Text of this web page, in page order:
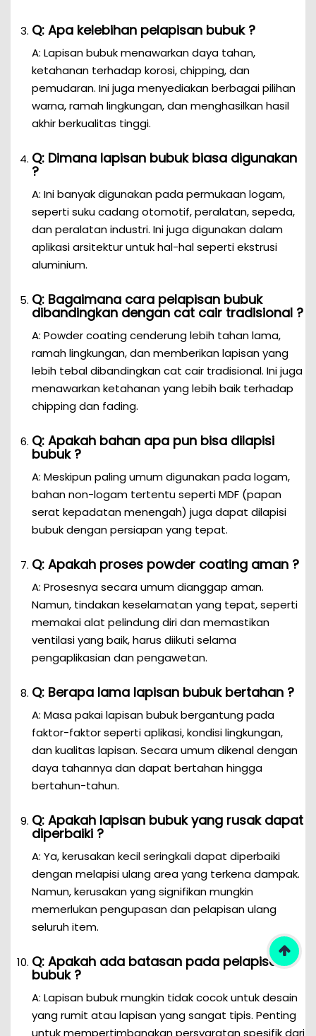
Q: Apa kelebihan pelapisan bubuk ?
A: Lapisan bubuk menawarkan daya tahan,
ketahanan terhadap korosi, chipping, dan
pemudaran. Ini juga menyediakan berbagai pilihan
warna, ramah lingkungan, dan menghasilkan hasil
akhir berkualitas tinggi.
Q: Dimana lapisan bubuk biasa digunakan
?
A: Ini banyak digunakan pada permukaan logam,
seperti suku cadang otomotif, peralatan, sepeda,
dan peralatan industri. Ini juga digunakan dalam
aplikasi arsitektur untuk hal-hal seperti ekstrusi
aluminium.
Q: Bagaimana cara pelapisan bubuk
dibandingkan dengan cat cair tradisional ?
A: Powder coating cenderung lebih tahan lama,
ramah lingkungan, dan memberikan lapisan yang
lebih tebal dibandingkan cat cair tradisional. Ini juga
menawarkan ketahanan yang lebih baik terhadap
chipping dan fading.
Q: Apakah bahan apa pun bisa dilapisi
bubuk ?
A: Meskipun paling umum digunakan pada logam,
bahan non-logam tertentu seperti MDF (papan
serat kepadatan menengah) juga dapat dilapisi
bubuk dengan persiapan yang tepat.
Q: Apakah proses powder coating aman ?
A: Prosesnya secara umum dianggap aman.
Namun, tindakan keselamatan yang tepat, seperti
memakai alat pelindung diri dan memastikan
ventilasi yang baik, harus diikuti selama
pengaplikasian dan pengawetan.
Q: Berapa lama lapisan bubuk bertahan ?
A: Masa pakai lapisan bubuk bergantung pada
faktor-faktor seperti aplikasi, kondisi lingkungan,
dan kualitas lapisan. Secara umum dikenal dengan
daya tahannya dan dapat bertahan hingga
bertahun-tahun.
Q: Apakah lapisan bubuk yang rusak dapat
diperbaiki ?
A: Ya, kerusakan kecil seringkali dapat diperbaiki
dengan melapisi ulang area yang terkena dampak.
Namun, kerusakan yang signifikan mungkin
memerlukan pengupasan dan pelapisan ulang
seluruh item.
Q: Apakah ada batasan pada pelapisan
bubuk ?
A: Lapisan bubuk mungkin tidak cocok untuk desain
yang rumit atau lapisan yang sangat tipis. Penting
untuk mempertimbangkan persyaratan spesifik dari